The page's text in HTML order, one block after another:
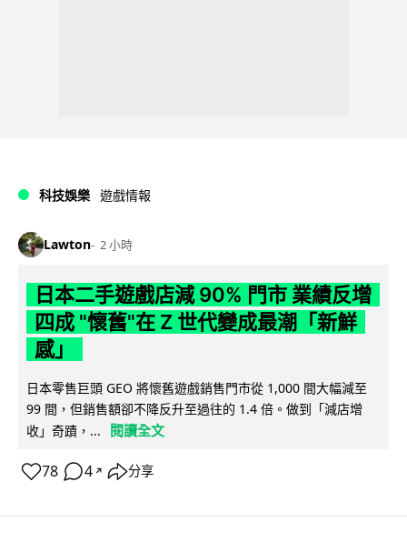
科技娛樂 遊戲情報
Lawton 2 小時
日本二手遊戲店減 90% 門市 業績反增
四成 "懷舊"在 Z 世代變成最潮「新鮮
感」
日本零售巨頭 GEO 將懷舊遊戲銷售門市從 1,000 間大幅減至
99 間，但銷售額卻不降反升至過往的 1.4 倍。做到「減店增
收」奇蹟，...
閱讀全文
78 4 ↗ 分享